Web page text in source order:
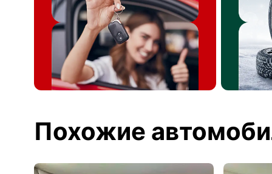
Похожие